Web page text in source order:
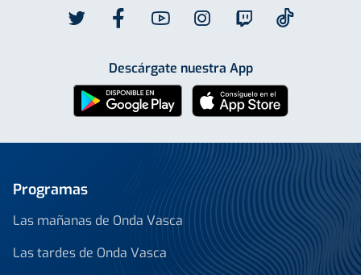
Descárgate nuestra App
Programas
Las mañanas de Onda Vasca
Las tardes de Onda Vasca